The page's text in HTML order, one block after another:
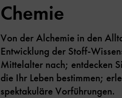
Chemie
Von der Alchemie in den
Entwicklung der Stoff-
Mittelalter nach; entdecken
die Ihr Leben bestimmen;
spektakuläre Vorführungen.